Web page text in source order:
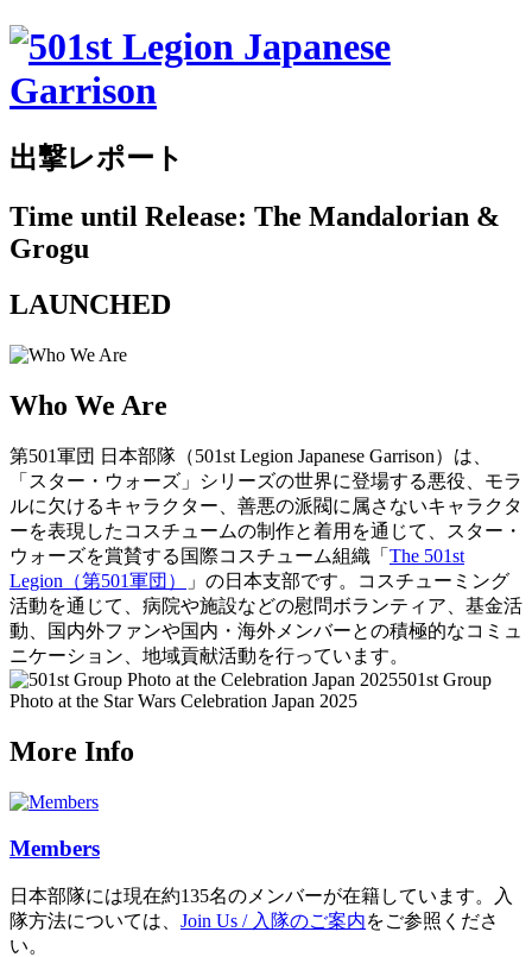
出撃レポート
Time until Release: The Mandalorian &
Grogu
LAUNCHED
Who We Are
第501軍団 日本部隊（501st Legion Japanese Garrison）は、
「スター・ウォーズ」シリーズの世界に登場する悪役、モラ
ルに欠けるキャラクター、善悪の派閥に属さないキャラクタ
ーを表現したコスチュームの制作と着用を通じて、スター・
ウォーズを賞賛する国際コスチューム組織「 The 501st
Legion（第501軍団）
」の日本支部です。コスチューミング
活動を通じて、病院や施設などの慰問ボランティア、基金活
動、国内外ファンや国内・海外メンバーとの積極的なコミュ
ニケーション、地域貢献活動を行っています。
501st Group
Photo at the Star Wars Celebration Japan 2025
More Info
Members
日本部隊には現在約135名のメンバーが在籍しています。入
隊方法については、 Join Us / 入隊のご案内をご参照くださ
い。